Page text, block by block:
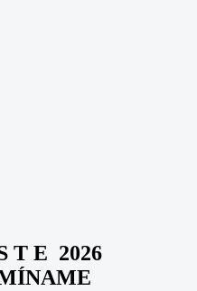
T E 2026